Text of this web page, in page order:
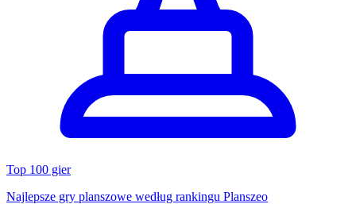
Top 100 gier
Najlepsze gry planszowe według rankingu Planszeo